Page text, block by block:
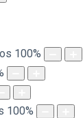
100%
100%